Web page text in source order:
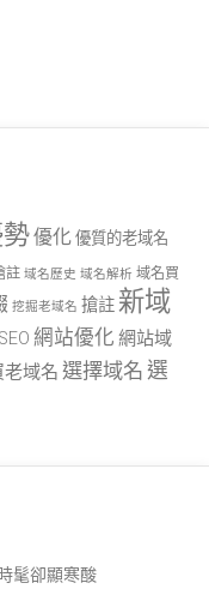
優化 優質的老域名
註 域名歷史 域名解析 域名買
挖掘老域名 搶註新域
網站優化 網站域
老域名 選擇域名 選
髦卻顯寒酸